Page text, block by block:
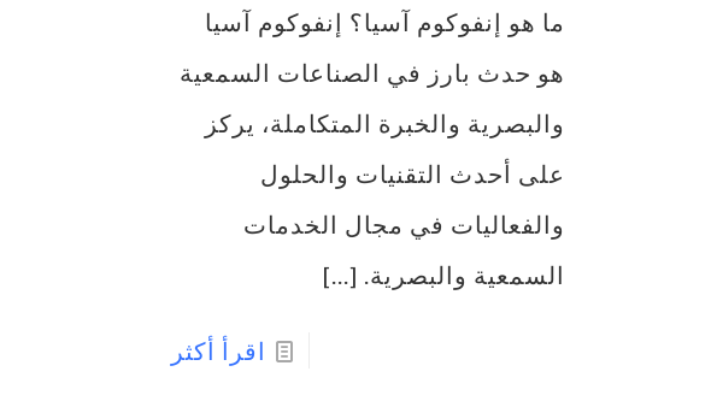
ما هو إنفوكوم آسيا؟ إنفوكوم آسيا
هو حدث بارز في الصناعات السمعية
والبصرية والخبرة المتكاملة، يركز
على أحدث التقنيات والحلول
والفعاليات في مجال الخدمات
السمعية والبصرية. [...]
اقرأ أكثر